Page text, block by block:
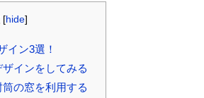
[hide]
イン3選！
インをしてみる
の窓を利用する